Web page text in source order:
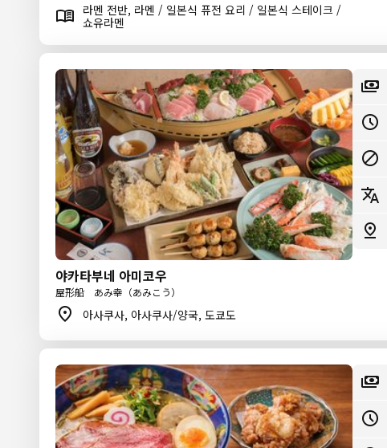
라멘 전반, 라멘 / 일본식 퓨전 요리 / 일본식 스테이크 /
쇼유라멘
야카타부네 아미코우
屋形船 あみ幸（あみこう）
아사쿠사, 아사쿠사/양국, 도쿄도